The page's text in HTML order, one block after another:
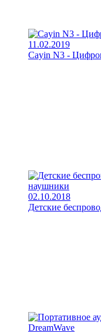
11.02.2019
Cayin N3 -
02.10.2018
Детские